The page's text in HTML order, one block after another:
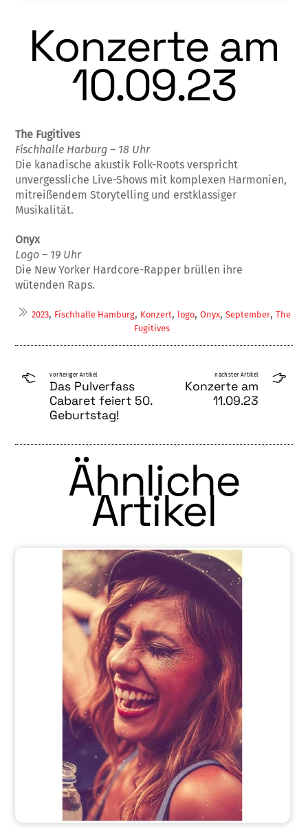
Konzerte am
10.09.23
The Fugitives
Fischhalle Harburg – 18 Uhr
Die kanadische akustik Folk-Roots verspricht
unvergessliche Live-Shows mit komplexen Harmonien,
mitreißendem Storytelling und erstklassiger
Musikalität.
Onyx
Logo – 19 Uhr
Die New Yorker Hardcore-Rapper brüllen ihre
wütenden Raps.
2023, Fischhalle Hamburg, Konzert, logo, Onyx, September, The
Fugitives
vorheriger Artikel
Das Pulverfass
Cabaret feiert 50.
Geburtstag!
nächster Artikel
Konzerte am
11.09.23
Ähnliche
Artikel